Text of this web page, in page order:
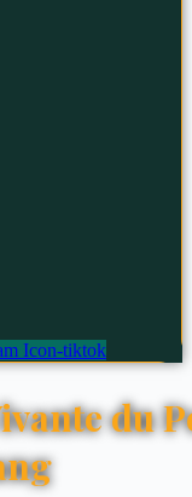
Icon-tiktok
du